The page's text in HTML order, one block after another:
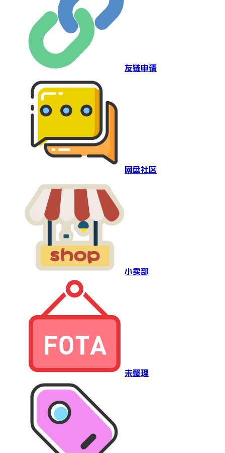
友链申请
网盘社区
小卖部
未整理